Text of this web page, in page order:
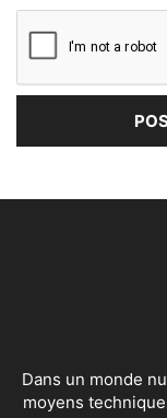
Dans un monde
moyens